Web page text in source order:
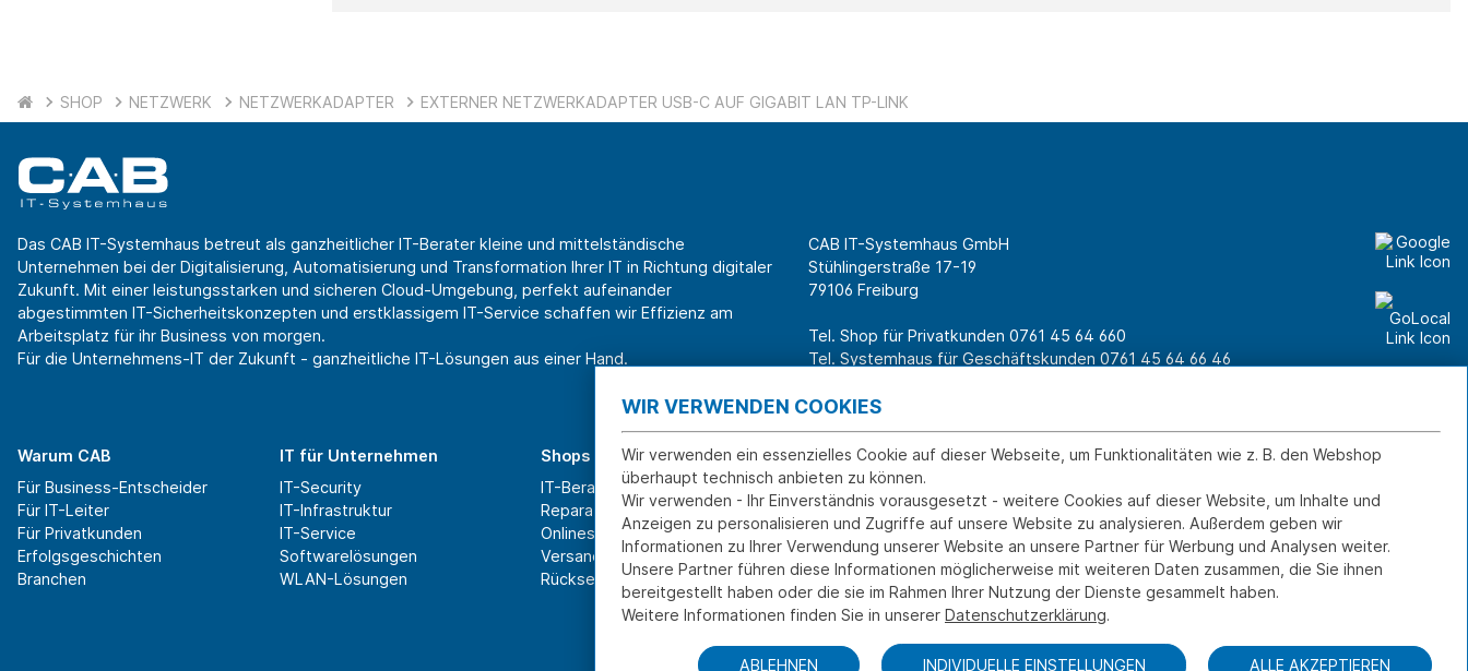
SHOP NETZWERK NETZWERKADAPTER EXTERNER NETZWERKADAPTER USB-C AUF GIGABIT LAN TP-LINK
Das CAB IT-Systemhaus betreut als ganzheitlicher IT-Berater kleine und mittelständische
Unternehmen bei der Digitalisierung, Automatisierung und Transformation Ihrer IT in Richtung digitaler
Zukunft. Mit einer leistungsstarken und sicheren Cloud-Umgebung, perfekt aufeinander
abgestimmten IT-Sicherheitskonzepten und erstklassigem IT-Service schaffen wir Effizienz am
Arbeitsplatz für ihr Business von morgen.
Für die Unternehmens-IT der Zukunft - ganzheitliche IT-Lösungen aus einer Hand.
CAB IT-Systemhaus GmbH
Stühlingerstraße 17-19
79106 Freiburg
Tel. Shop für Privatkunden0761 45 64 660
Tel. Systemhaus für Geschäftskunden0761 45 64 66 46
Warum CAB
Für Business-Entscheider
Für IT-Leiter
Für Privatkunden
Erfolgsgeschichten
Branchen
IT für Unternehmen
IT-Security
IT-Infrastruktur
IT-Service
Softwarelösungen
WLAN-Lösungen
Shops
IT-Beratung und Service
Reparatur
Onlineshop
Versand- und Zahlarten
Rücksendung und Widerruf
Über CAB
Karriere
Sponsoring
Partner
News
Kontakt
IMPRESSUM
FERNWARTUNG
WIR VERWENDEN COOKIES
Wir verwenden ein essenzielles Cookie auf dieser Webseite, um Funktionalitäten wie z. B. den Webshop
überhaupt technisch anbieten zu können.
Wir verwenden - Ihr Einverständnis vorausgesetzt - weitere Cookies auf dieser Website, um Inhalte und
Anzeigen zu personalisieren und Zugriffe auf unsere Website zu analysieren. Außerdem geben wir
Informationen zu Ihrer Verwendung unserer Website an unsere Partner für Werbung und Analysen weiter.
Unsere Partner führen diese Informationen möglicherweise mit weiteren Daten zusammen, die Sie ihnen
bereitgestellt haben oder die sie im Rahmen Ihrer Nutzung der Dienste gesammelt haben.
Weitere Informationen finden Sie in unserer Datenschutzerklärung.
ABLEHNEN INDIVIDUELLE EINSTELLUNGEN ALLE AKZEPTIEREN